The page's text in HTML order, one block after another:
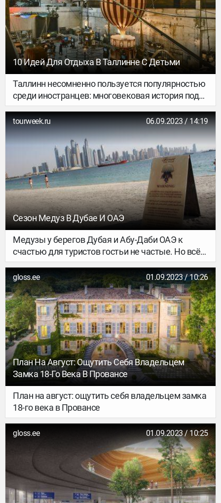
10 Идей Для Отдыха В Таллинне С Детьми
Таллинн несомненно пользуется популярностью
среди иностранцев: многовековая история под
бокальчик вина за ужином в Мишленовском
ресторане — как один из возможных сценариев
отдыха. А что же делать, когда этот “столик” не
на двоих или даже троих? Сегодня назову 10
идей для семейного отпуска в эстонской
столице.
tourweek.ru 06.09.2023 / 14:19
Сезон Медуз В Дубае И ОАЭ
Медузы у берегов Дубая и Абу-Даби ОАЭ к
счастью для туристов гостьи не частые. Но всё
же есть месяцы, в которые их можно встретить
в прибрежных водах Персидского и Оманского
заливов…
gloss.ee 01.09.2023 / 10:26
План На Август: Ощутить Себя Владельцем
Замка 18-Го Века В Провансе
План на август: ощутить себя владельцем замка
18-го века в Провансе
gloss.ee 01.09.2023 / 10:25